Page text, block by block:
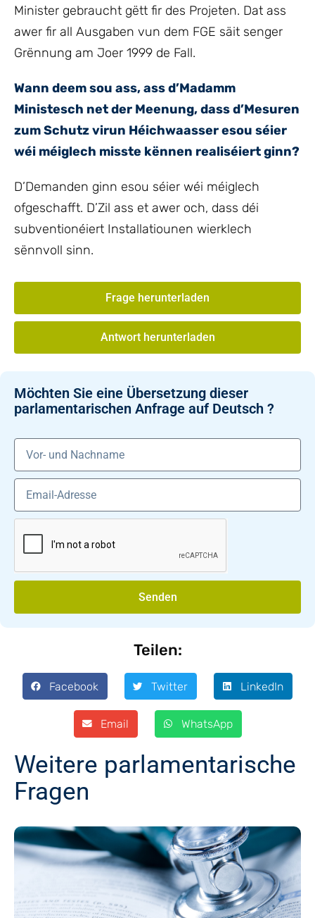
Minister gebraucht gëtt fir des Projeten. Dat ass
awer fir all Ausgaben vun dem FGE säit senger
Grënnung am Joer 1999 de Fall.
Wann deem sou ass, ass d’Madamm
Ministesch net der Meenung, dass d’Mesuren
zum Schutz virun Héichwaasser esou séier
wéi méiglech misste kënnen realiséiert ginn?
D’Demanden ginn esou séier wéi méiglech
ofgeschafft. D’Zil ass et awer och, dass déi
subventionéiert Installatiounen wierklech
sënnvoll sinn.
Frage herunterladen
Antwort herunterladen
Möchten Sie eine Übersetzung dieser
parlamentarischen Anfrage auf Deutsch ?
Senden
Teilen:
Facebook Twitter LinkedIn
Email WhatsApp
Weitere parlamentarische
Fragen